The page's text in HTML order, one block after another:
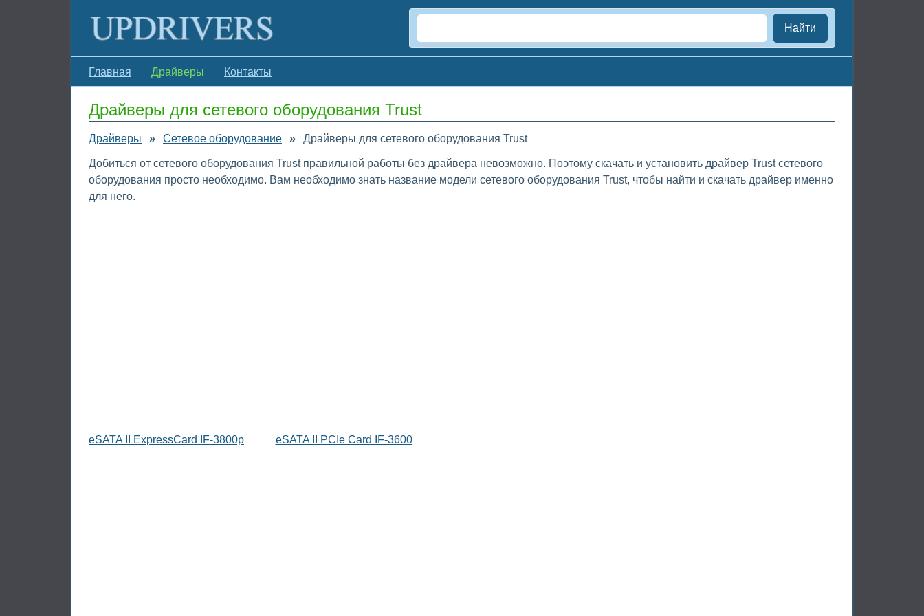
Найти
Главная Драйверы Контакты
Драйверы для сетевого оборудования Trust
Драйверы » Сетевое оборудование » Драйверы для сетевого оборудования Trust
Добиться от сетевого оборудования Trust правильной работы без драйвера невозможно. Поэтому скачать и установить драйвер Trust сетевого
оборудования просто необходимо. Вам необходимо знать название модели сетевого оборудования Trust, чтобы найти и скачать драйвер именно
для него.
eSATA II ExpressCard IF-3800p eSATA II PCIe Card IF-3600